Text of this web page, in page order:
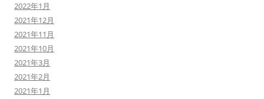
2022年1月
2021年12月
2021年11月
2021年10月
2021年3月
2021年2月
2021年1月